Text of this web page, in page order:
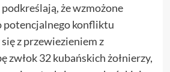
że wzmożone
potencjalnego konfliktu
z przewiezieniem z
zwłok 32 kubańskich żołnierzy,